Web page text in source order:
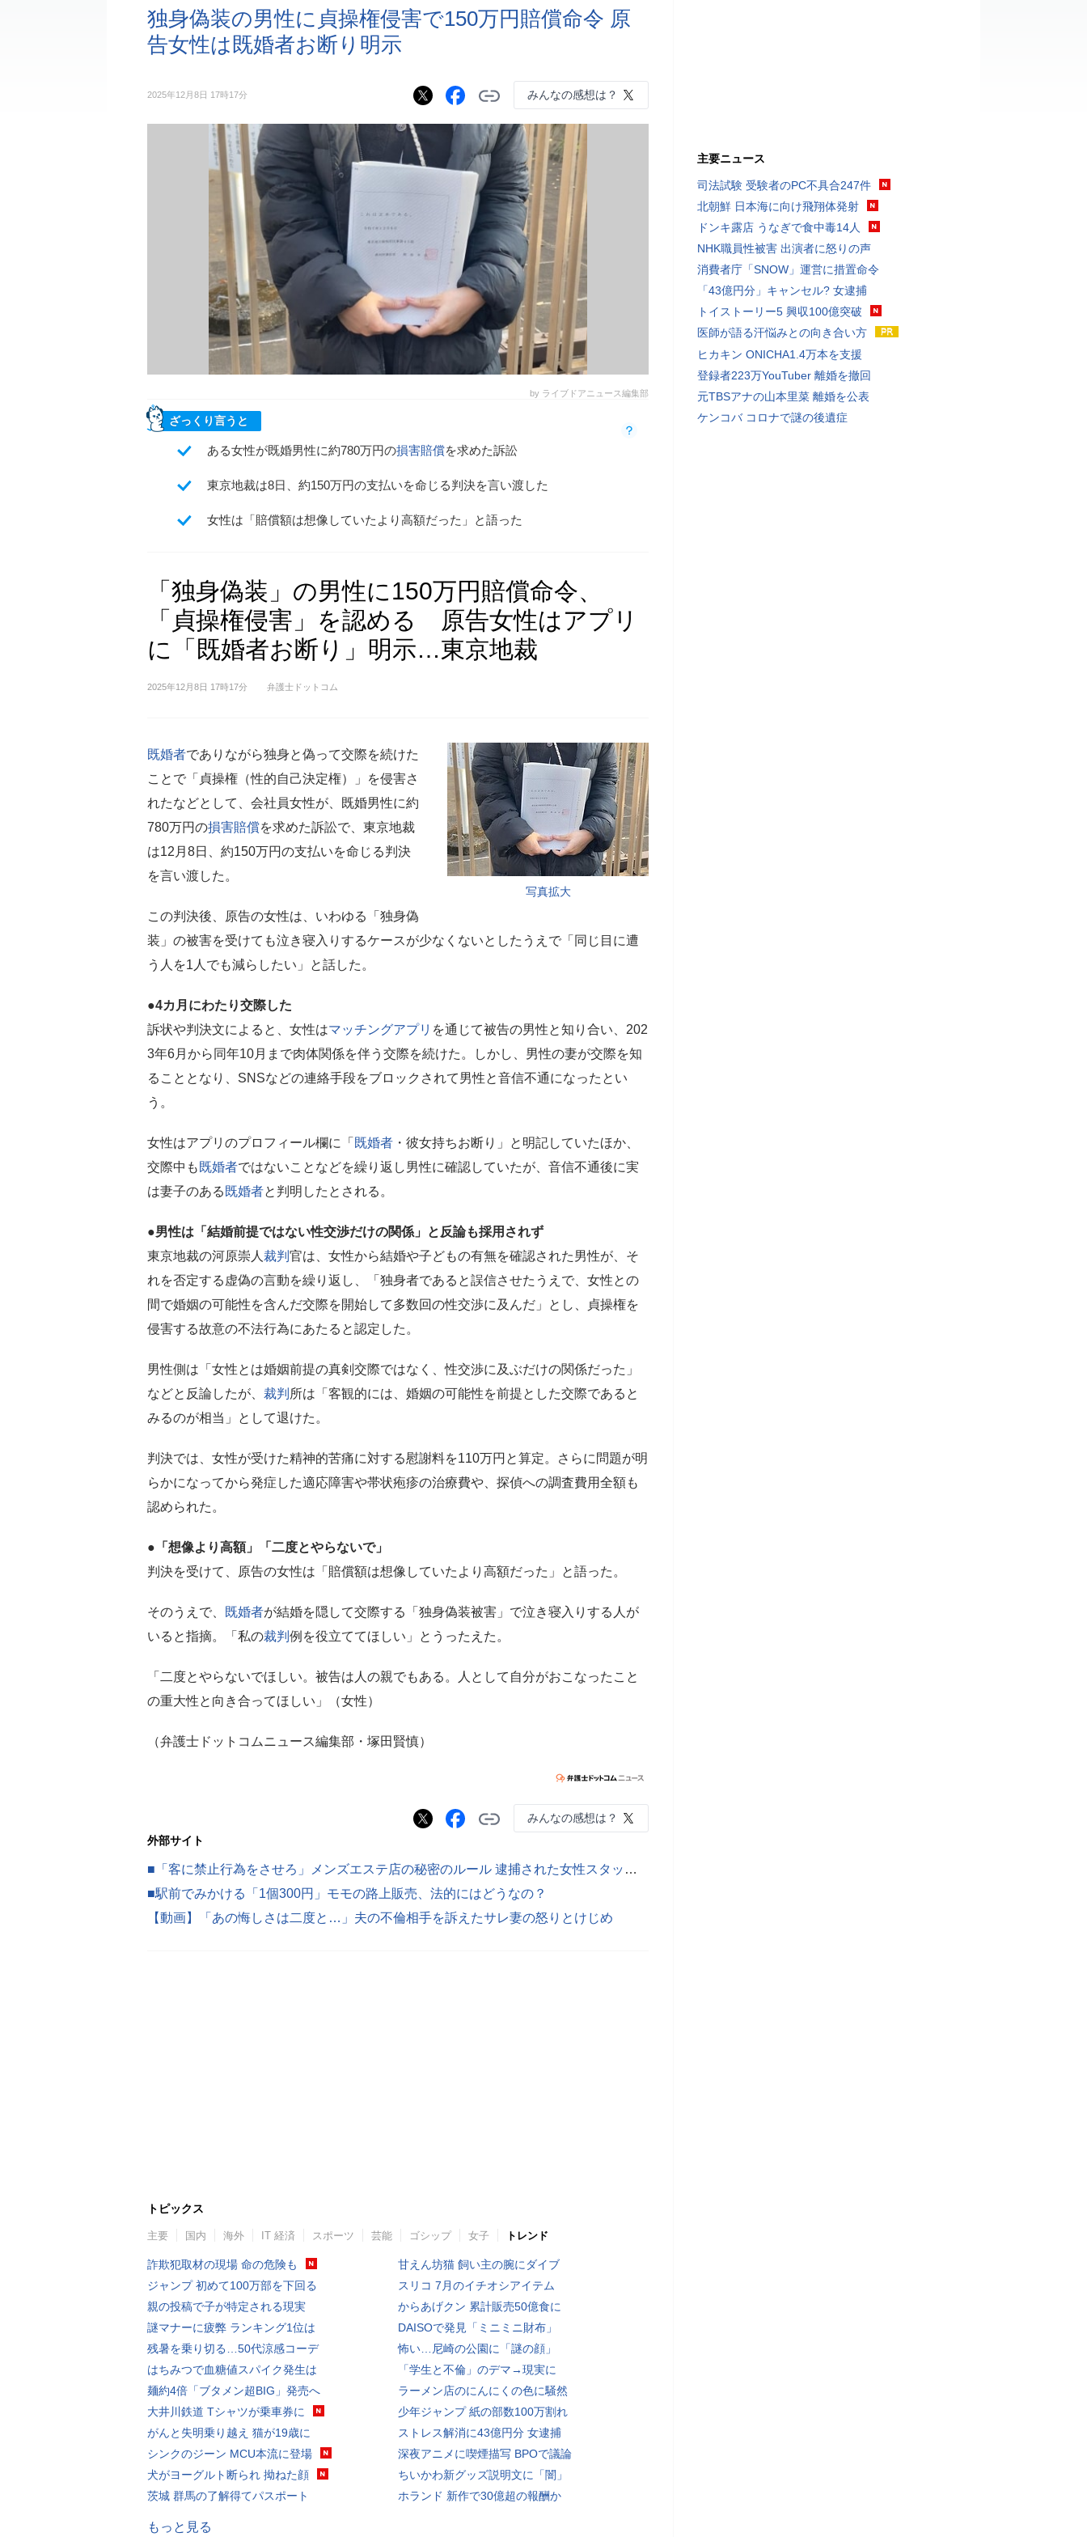
独身偽装の男性に貞操権侵害で150万円賠償命令 原
告女性は既婚者お断り明示
2025年12月8日 17時17分 みんなの感想は？
by ライブドアニュース編集部
ざっくり言うと
ある女性が既婚男性に約780万円の損害賠償を求めた訴訟
東京地裁は8日、約150万円の支払いを命じる判決を言い渡した
女性は「賠償額は想像していたより高額だった」と語った
「独身偽装」の男性に150万円賠償命令、
「貞操権侵害」を認める 原告女性はアプリ
に「既婚者お断り」明示…東京地裁
2025年12月8日 17時17分 弁護士ドットコム
写真拡大
既婚者でありながら独身と偽って交際を続けた
ことで「貞操権（性的自己決定権）」を侵害さ
れたなどとして、会社員女性が、既婚男性に約
780万円の損害賠償を求めた訴訟で、東京地裁
は12月8日、約150万円の支払いを命じる判決
を言い渡した。
この判決後、原告の女性は、いわゆる「独身偽
装」の被害を受けても泣き寝入りするケースが少なくないとしたうえで「同じ目に遭
う人を1人でも減らしたい」と話した。
●4カ月にわたり交際した
訴状や判決文によると、女性はマッチングアプリ を通じて被告の男性と知り合い、202
3年6月から同年10月まで肉体関係を伴う交際を続けた。しかし、男性の妻が交際を知
ることとなり、SNSなどの連絡手段をブロックされて男性と音信不通になったとい
う。
女性はアプリのプロフィール欄に「 既婚者 ・彼女持ちお断り」と明記していたほか、
交際中も 既婚者ではないことなどを繰り返し男性に確認していたが、音信不通後に実
は妻子のある 既婚者と判明したとされる。
●男性は「結婚前提ではない性交渉だけの関係」と反論も採用されず
東京地裁の河原崇人 裁判 官は、女性から結婚や子どもの有無を確認された男性が、そ
れを否定する虚偽の言動を繰り返し、「独身者であると誤信させたうえで、女性との
間で婚姻の可能性を含んだ交際を開始して多数回の性交渉に及んだ」とし、貞操権を
侵害する故意の不法行為にあたると認定した。
男性側は「女性とは婚姻前提の真剣交際ではなく、性交渉に及ぶだけの関係だった」
などと反論したが、 裁判 所は「客観的には、婚姻の可能性を前提とした交際であると
みるのが相当」として退けた。
判決では、女性が受けた精神的苦痛に対する慰謝料を110万円と算定。さらに問題が明
らかになってから発症した適応障害や帯状疱疹の治療費や、探偵への調査費用全額も
認められた。
●「想像より高額」「二度とやらないで」
判決を受けて、原告の女性は「賠償額は想像していたより高額だった」と語った。
そのうえで、 既婚者が結婚を隠して交際する「独身偽装被害」で泣き寝入りする人が
いると指摘。「私の裁判 例を役立ててほしい」とうったえた。
「二度とやらないでほしい。被告は人の親でもある。人として自分がおこなったこと
の重大性と向き合ってほしい」（女性）
（弁護士ドットコムニュース編集部・塚田賢慎）
みんなの感想は？
外部サイト
■「客に禁止行為をさせろ」メンズエステ店の秘密のルール 逮捕された女性スタッフの後悔
■駅前でみかける「1個300円」モモの路上販売、法的にはどうなの？
【動画】「あの悔しさは二度と…」夫の不倫相手を訴えたサレ妻の怒りとけじめ
トピックス
主要 国内 海外 IT 経済 スポーツ 芸能 ゴシップ 女子 トレンド
詐欺犯取材の現場 命の危険も
ジャンプ 初めて100万部を下回る
親の投稿で子が特定される現実
謎マナーに疲弊 ランキング1位は
残暑を乗り切る…50代涼感コーデ
はちみつで血糖値スパイク発生は
麺約4倍「ブタメン超BIG」発売へ
大井川鉄道 Tシャツが乗車券に
がんと失明乗り越え 猫が19歳に
シンクのジーン MCU本流に登場
犬がヨーグルト断られ 拗ねた顔
茨城 群馬の了解得てパスポート
甘えん坊猫 飼い主の腕にダイブ
スリコ 7月のイチオシアイテム
からあげクン 累計販売50億食に
DAISOで発見「ミニミニ財布」
怖い…尼崎の公園に「謎の顔」
「学生と不倫」のデマ→現実に
ラーメン店のにんにくの色に騒然
少年ジャンプ 紙の部数100万割れ
ストレス解消に43億円分 女逮捕
深夜アニメに喫煙描写 BPOで議論
ちいかわ新グッズ説明文に「闇」
ホランド 新作で30億超の報酬か
もっと見る
主要ニュース
司法試験 受験者のPC不具合247件
北朝鮮 日本海に向け飛翔体発射
ドンキ露店 うなぎで食中毒14人
NHK職員性被害 出演者に怒りの声
消費者庁「SNOW」運営に措置命令
「43億円分」キャンセル? 女逮捕
トイストーリー5 興収100億突破
医師が語る汗悩みとの向き合い方
ヒカキン ONICHA1.4万本を支援
登録者223万YouTuber 離婚を撤回
元TBSアナの山本里菜 離婚を公表
ケンコバ コロナで謎の後遺症